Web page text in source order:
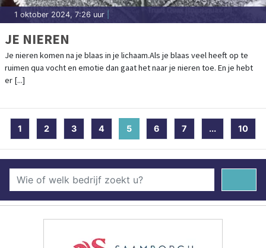
1 oktober 2024, 7:26 uur
JE NIEREN
Je nieren komen na je blaas in je lichaam.Als je blaas veel heeft op te
ruimen qua vocht en emotie dan gaat het naar je nieren toe. En je hebt
er [...]
1 2 3 4 5 (current)
6 7 ... 10